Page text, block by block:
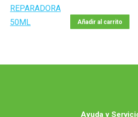
Añadir al carrito
Ayuda y